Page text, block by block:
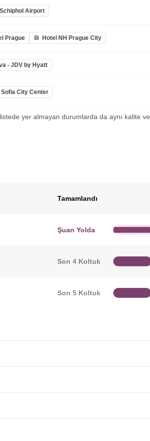
Airport
Prague Hotel NH Prague City
- JDV by Hyatt
City Center
yer almayan durumlarda da aynı kalite ve
Tamamlandı
Şuan Yolda
Son 4 Koltuk
Son 5 Koltuk